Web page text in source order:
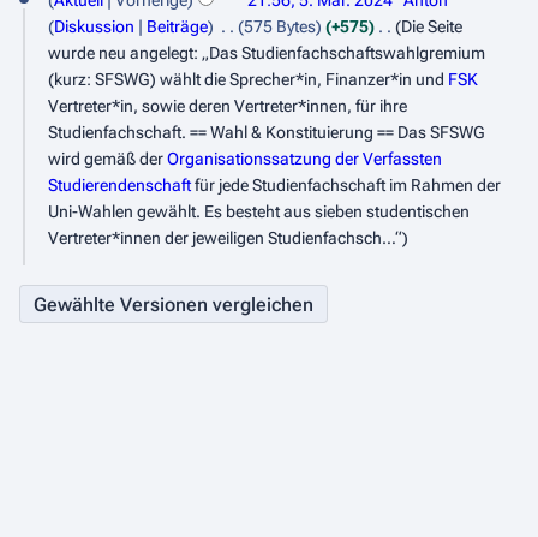
u
n
s
n
Diskussion
Beiträge 575 Bytes +575
Die Seite
wurde neu angelegt: „Das Studienfachschaftswahlgremium
(kurz: SFSWG) wählt die Sprecher*in, Finanzer*in und FSK
Vertreter*in, sowie deren Vertreter*innen, für ihre
Studienfachschaft. == Wahl & Konstituierung == Das SFSWG
wird gemäß derOrganisationssatzung der Verfassten
Studierendenschaftfür jede Studienfachschaft im Rahmen der
Uni-Wahlen gewählt. Es besteht aus sieben studentischen
Vertreter*innen der jeweiligen Studienfachsch…“